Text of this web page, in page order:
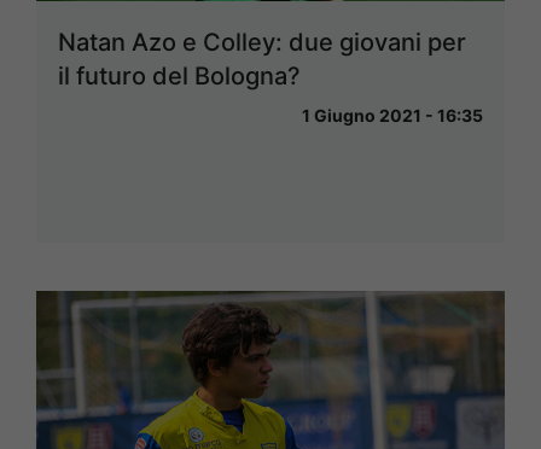
Natan Azo e Colley: due giovani per
il futuro del Bologna?
1 Giugno 2021 - 16:35